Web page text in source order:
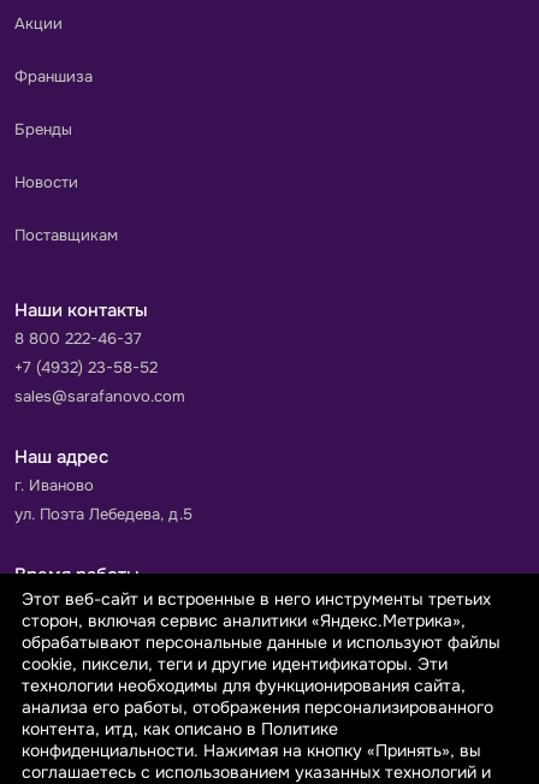
Акции
Франшиза
Бренды
Новости
Поставщикам
Наши контакты
8 800 222-46-37
+7 (4932) 23-58-52
sales@sarafanovo.com
Наш адрес
г. Иваново
ул. Поэта Лебедева, д.5
Время работы
Пн-Пт с 9.00 до 18.00
Сб-Вс: выходной
Принимаем к оплате
Этот веб-сайт и встроенные в него инструменты третьих
сторон, включая сервис аналитики «Яндекс.Метрика»,
обрабатывают персональные данные и используют файлы
cookie, пиксели, теги и другие идентификаторы. Эти
технологии необходимы для функционирования сайта,
анализа его работы, отображения персонализированного
контента, итд, как описано в Политике
конфиденциальности. Нажимая на кнопку «Принять», вы
соглашаетесь с использованием указанных технологий и